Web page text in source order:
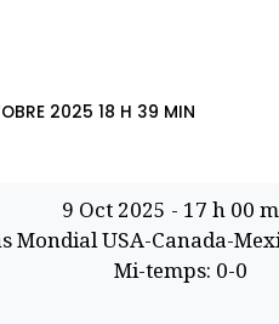
2025 18 H 39 MIN
9 Oct 2025 - 17 h 00
Mondial USA-Canada-
Mi-temps: 0-0